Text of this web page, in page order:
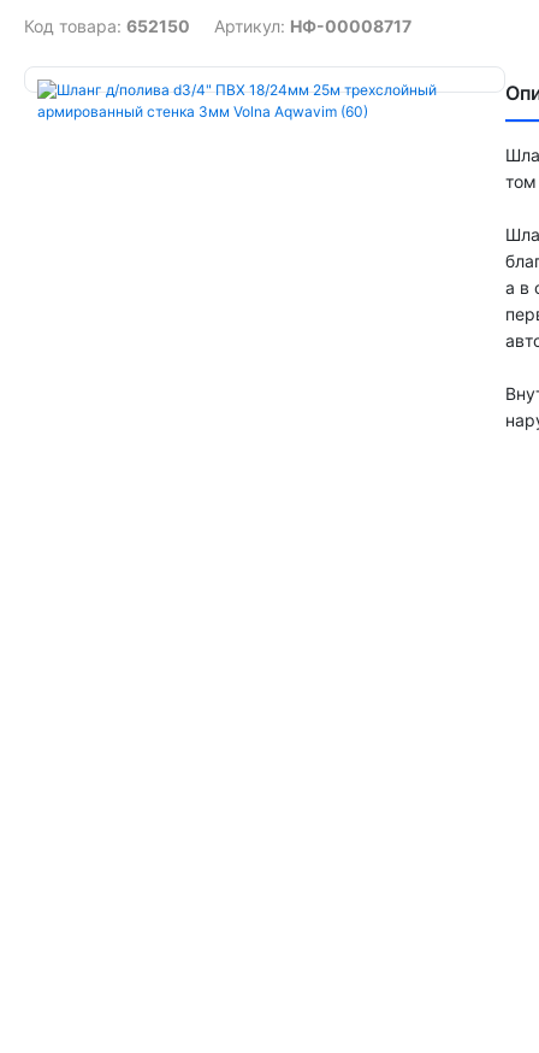
Код товара: 652150 Артикул: НФ-00008717
а в